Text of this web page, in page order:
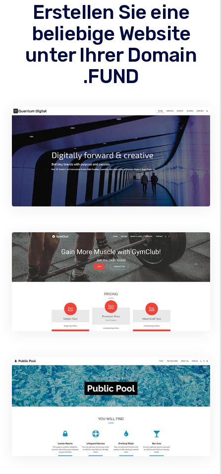
Erstellen Sie eine
beliebige Website
unter Ihrer Domain
.FUND